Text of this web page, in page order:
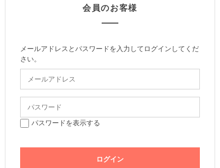
会員のお客様
メールアドレスとパスワードを入力してログインしてくだ
さい。
パスワードを表示する